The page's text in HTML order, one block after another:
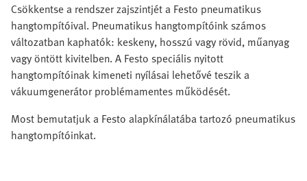
Csökkentse a rendszer zajszintjét a Festo pneumatikus
hangtompítóival. Pneumatikus hangtompítóink számos
változatban kaphatók: keskeny, hosszú vagy rövid, műanyag
vagy öntött kivitelben. A Festo speciális nyitott
hangtompítóinak kimeneti nyílásai lehetővé teszik a
vákuumgenerátor problémamentes működését.
Most bemutatjuk a Festo alapkínálatába tartozó pneumatikus
hangtompítóinkat.